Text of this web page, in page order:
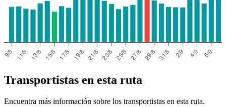
Transportistas en esta ruta
Encuentra más información sobre los transportistas en esta ruta.